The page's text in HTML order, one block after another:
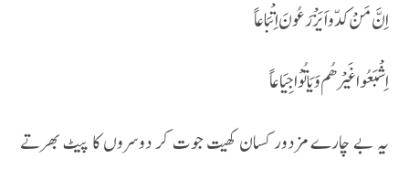
اِنَّ مَنْ کدّواَیَزْرَعُونَ اِتْبَا عاً
اِشْبَعُوا غَیْرھُم وَیَاتُوْ ا جِیَاعاً
یہ بے چارے مزدور کسان کھیت جوت کر دوسروں کا پیٹ بھرتے